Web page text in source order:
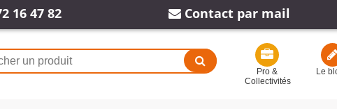
16 47 82 Contact par mail
Pro &
Collectivités
Le